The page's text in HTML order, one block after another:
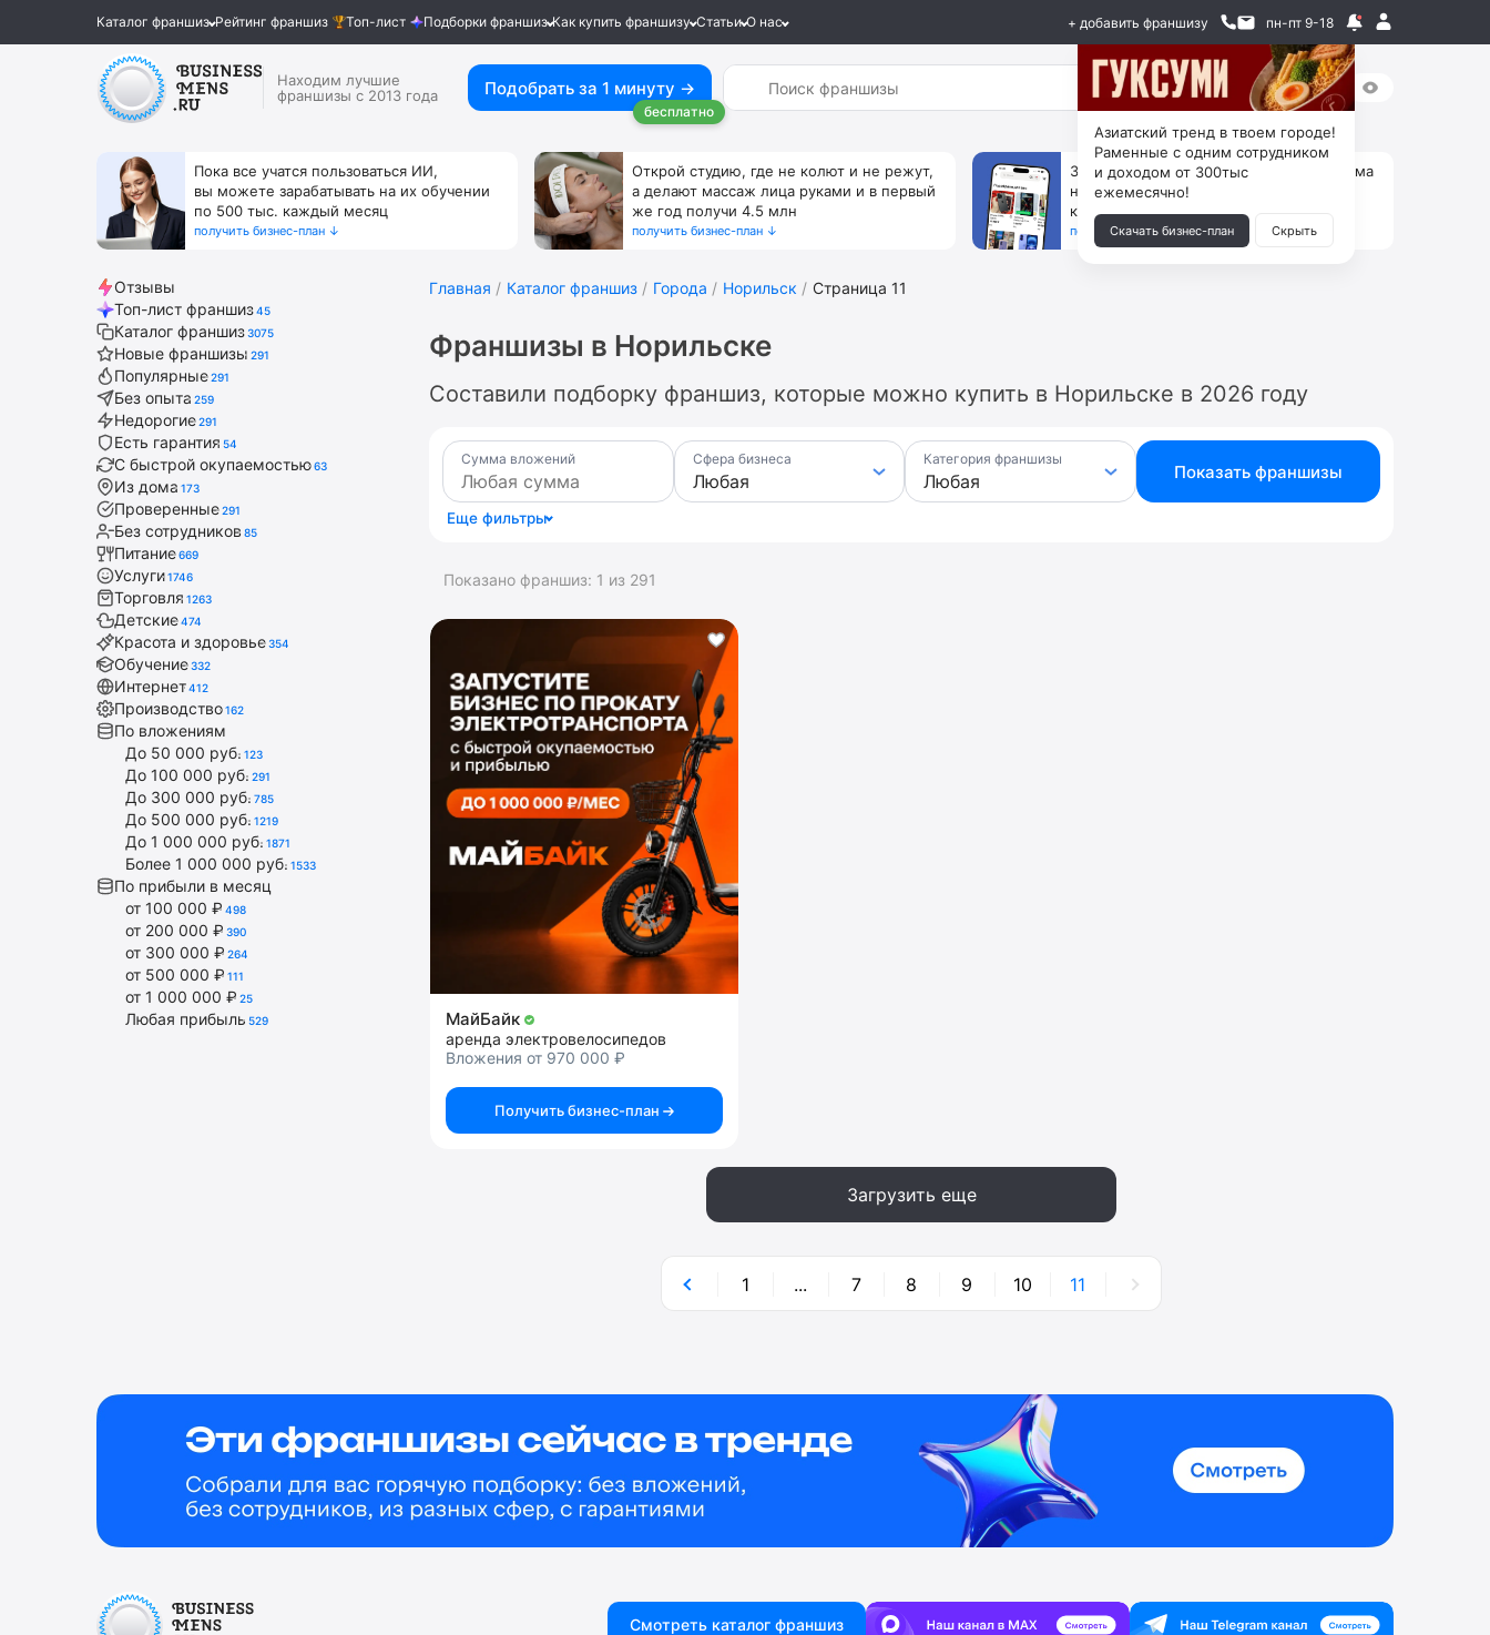
Каталог франшиз Рейтинг франшиз Топ-лист Подборки франшиз Как купить франшизу Статьи О нас + добавить франшизу пн-пт 9-18
Находим лучшие
франшизы с 2013 года
Подобрать за 1 минуту →
бесплатно
Пока все учатся пользоваться ИИ,
вы можете зарабатывать на их обучении
по 500 тыс. каждый месяц
получить бизнес-план ↓
Открой студию, где не колют и не режут,
а делают массаж лица руками и в первый
же год получи 4.5 млн
получить бизнес-план ↓
За 90 тыс. открой магазин на Авито, дома
ни коробок, ни товара, ни склада, зато
каждый месяц +125 тыс. чистыми
получить бизнес-план ↓
Отзывы
Топ-лист франшиз45
Каталог франшиз3075
Новые франшизы 291
Популярные291
Без опыта 259
Недорогие291
Есть гарантия 54
С быстрой окупаемостью63
Из дома 173
Проверенные291
Без сотрудников 85
Питание669
Услуги1746
Торговля 1263
Детские474
Красота и здоровье354
Обучение332
Интернет412
Производство162
По вложениям
До 50 000 руб. 123
До 100 000 руб. 291
До 300 000 руб. 785
До 500 000 руб. 1219
До 1 000 000 руб. 1871
Более 1 000 000 руб. 1533
По прибыли в месяц
от 100 000 ₽ 498
от 200 000 ₽ 390
от 300 000 ₽ 264
от 500 000 ₽ 111
от 1 000 000 ₽ 25
Любая прибыль 529
Главная Каталог франшиз Города Норильск Страница 11
Франшизы в Норильске
Составили подборку франшиз, которые можно купить в Норильске в 2026 году
Сумма вложений Сфера бизнеса Категория франшизы
Показать франшизы
Еще фильтры
Показано франшиз: 1 из 291
МайБайк
аренда электровелосипедов
Вложения от 970 000 ₽
Получить бизнес-план
Загрузить еще
1 ... 7 8 9 10 11
Азиатский тренд в твоем городе!
Раменные с одним сотрудником
и доходом от 300тыс
ежемесячно!
Скачать бизнес-план Скрыть
Смотреть каталог франшиз